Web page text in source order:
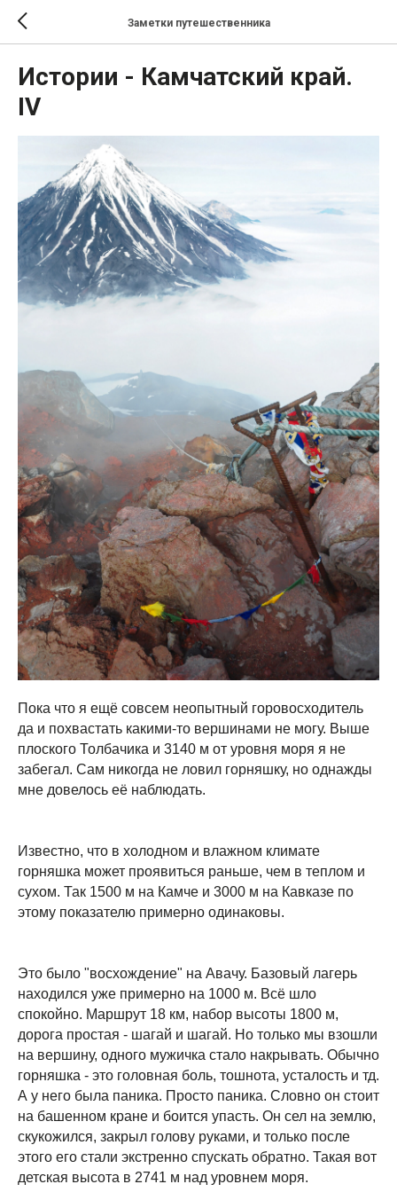
Заметки путешественника
Истории - Камчатский край.
IV
Пока что я ещё совсем неопытный горовосходитель
да и похвастать какими-то вершинами не могу. Выше
плоского Толбачика и 3140 м от уровня моря я не
забегал. Сам никогда не ловил горняшку, но однажды
мне довелось её наблюдать.
Известно, что в холодном и влажном климате
горняшка может проявиться раньше, чем в теплом и
сухом. Так 1500 м на Камче и 3000 м на Кавказе по
этому показателю примерно одинаковы.
Это было "восхождение" на Авачу. Базовый лагерь
находился уже примерно на 1000 м. Всё шло
спокойно. Маршрут 18 км, набор высоты 1800 м,
дорога простая - шагай и шагай. Но только мы взошли
на вершину, одного мужичка стало накрывать. Обычно
горняшка - это головная боль, тошнота, усталость и тд.
А у него была паника. Просто паника. Словно он стоит
на башенном кране и боится упасть. Он сел на землю,
скукожился, закрыл голову руками, и только после
этого его стали экстренно спускать обратно. Такая вот
детская высота в 2741 м над уровнем моря.